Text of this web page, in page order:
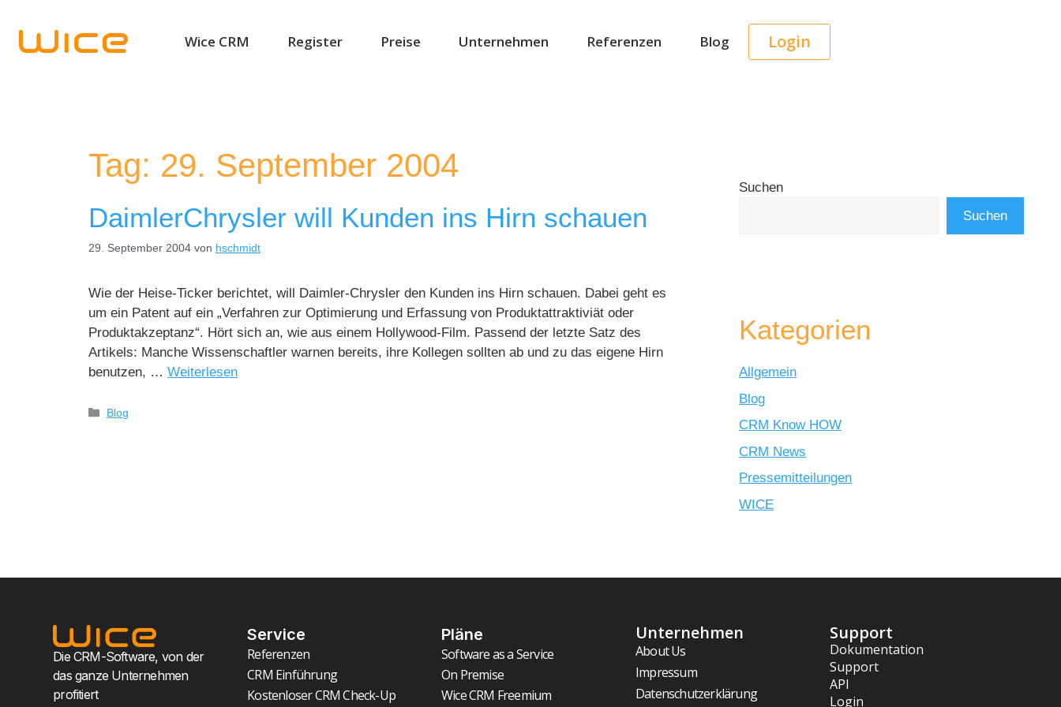
Wice CRM Register Preise Unternehmen Referenzen Blog Login
Tag: 29. September 2004
DaimlerChrysler will Kunden ins Hirn schauen
29. September 2004 von hschmidt
Wie der Heise-Ticker berichtet, will Daimler-Chrysler den Kunden ins Hirn schauen. Dabei geht es
um ein Patent auf ein „Verfahren zur Optimierung und Erfassung von Produktattraktiviät oder
Produktakzeptanz“. Hört sich an, wie aus einem Hollywood-Film. Passend der letzte Satz des
Artikels: Manche Wissenschaftler warnen bereits, ihre Kollegen sollten ab und zu das eigene Hirn
benutzen, … Weiterlesen
Blog
Suchen
Suchen
Kategorien
Allgemein
Blog
CRM Know HOW
CRM News
Pressemitteilungen
WICE
Die CRM-Software, von der
das ganze Unternehmen
profitiert
Service
Referenzen
CRM Einführung
Kostenloser CRM Check-Up
Pläne
Software as a Service
On Premise
Wice CRM Freemium
Unternehmen
About Us
Impressum
Datenschutzerklärung
Support
Dokumentation
Support
API
Login